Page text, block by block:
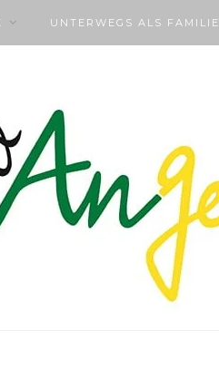
UNTERWEGS ALS FAMILIE